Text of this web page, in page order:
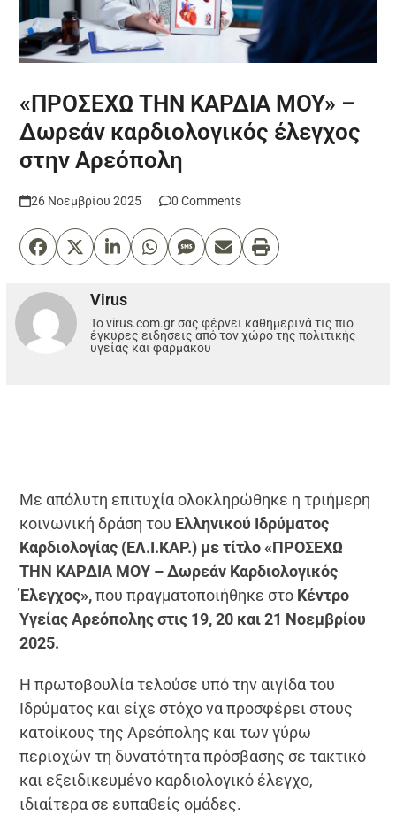
«ΠΡΟΣΕΧΩ ΤΗΝ ΚΑΡΔΙΑ ΜΟΥ» –
Δωρεάν καρδιολογικός έλεγχος
στην Αρεόπολη
26 Νοεμβρίου 2025 0 Comments
Virus
Το virus.com.gr σας φέρνει καθημερινά τις πιο
έγκυρες ειδησεις από τον χώρο της πολιτικής
υγείας και φαρμάκου
Με απόλυτη επιτυχία ολοκληρώθηκε η τριήμερη
κοινωνική δράση του Ελληνικού Ιδρύματος
Καρδιολογίας (ΕΛ.Ι.ΚΑΡ.) με τίτλο «ΠΡΟΣΕΧΩ
ΤΗΝ ΚΑΡΔΙΑ ΜΟΥ – Δωρεάν Καρδιολογικός
Έλεγχος»,που πραγματοποιήθηκε στο Κέντρο
Υγείας Αρεόπολης στις 19, 20 και 21 Νοεμβρίου
2025.
Η πρωτοβουλία τελούσε υπό την αιγίδα του
Ιδρύματος και είχε στόχο να προσφέρει στους
κατοίκους της Αρεόπολης και των γύρω
περιοχών τη δυνατότητα πρόσβασης σε τακτικό
και εξειδικευμένο καρδιολογικό έλεγχο,
ιδιαίτερα σε ευπαθείς ομάδες.